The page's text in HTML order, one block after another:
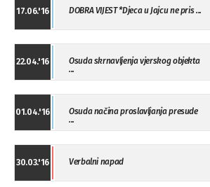
17.06.'16 DOBRA VIJEST *Djeca u Jajcu ne pris ...
22.04.'16
Osuda skrnavljenja vjerskog objekta
...
01.04.'16
Osuda načina proslavljanja presude
...
30.03.'16 Verbalni napad